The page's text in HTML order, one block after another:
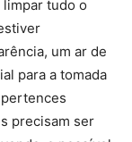
tudo o
um ar de
para a tomada
precisam ser